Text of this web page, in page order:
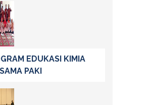
EDUKASI KIMIA
PAKI